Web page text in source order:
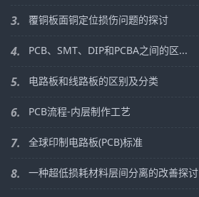
3. 覆铜板面铜定位损伤问题的探讨
4. PCB、SMT、DIP和PCBA之间的区...
5. 电路板和线路板的区别及分类
6. PCB流程-内层制作工艺
7. 全球印制电路板(PCB)标准
8. 一种超低损耗材料层间分离的改善探讨